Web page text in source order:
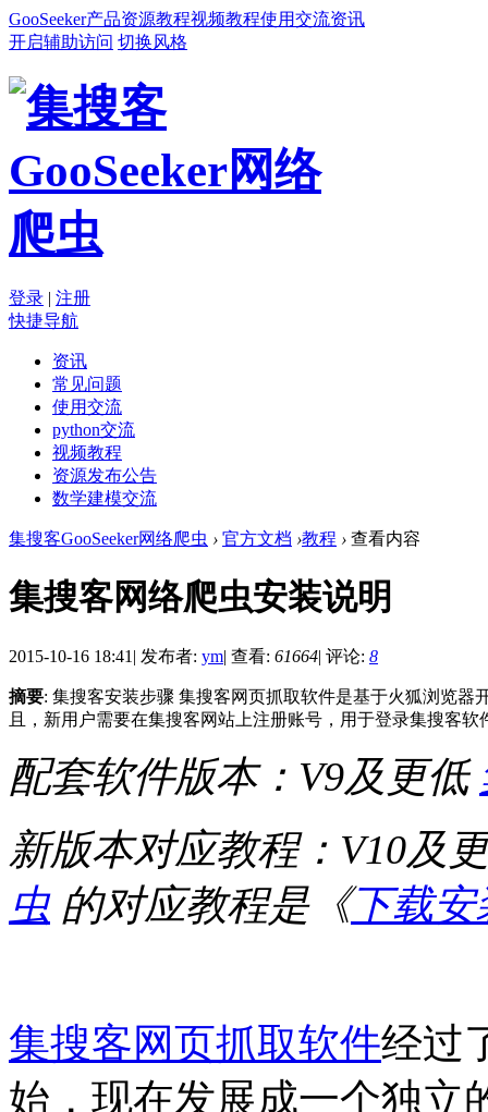
GooSeeker产品资源教程视频教程使用交流资讯
开启辅助访问 切换风格
登录 | 注册
快捷导航
资讯
常见问题
使用交流
python交流
视频教程
资源发布公告
数学建模交流
集搜客GooSeeker网络爬虫 › 官方文档 ›教程 › 查看内容
集搜客网络爬虫安装说明
2015-10-16 18:41 | 发布者: ym| 查看: 61664| 评论: 8
摘要: 集搜客安装步骤 集搜客网页抓取软件是基于火狐浏览
且，新用户需要在集搜客网站上注册账号，用于登录集搜客
配套软件版本：V9及更低
新版本对应教程：V10及
虫的对应教程是《下载安
集搜客网页抓取软件经过
始，现在发展成一个独立